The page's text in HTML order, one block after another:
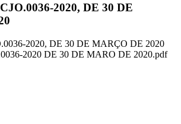
2020, DE 30 DE
2020, DE 30 DE MARÇO DE 2020
2020 DE 30 DE MARO DE 2020.pdf